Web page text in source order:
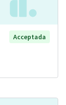
Acceptada